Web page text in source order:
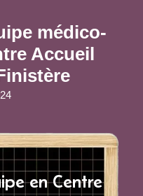
médico-
Accueil
en Centre